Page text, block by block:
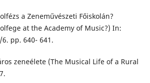
a Zeneművészeti Főiskolán?
at the Academy of Music?) In:
pp. 640- 641.
zeneélete (The Musical Life of a Rural